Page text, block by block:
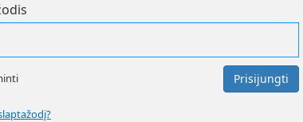
Prisijungti